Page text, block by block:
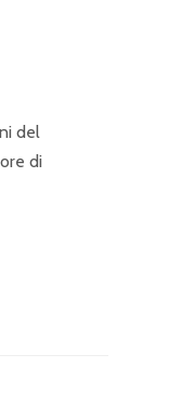
del
di